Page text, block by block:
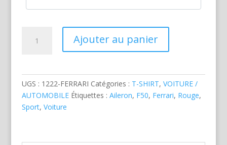
Ajouter au panier
UGS : 1222-FERRARI Catégories : T-SHIRT, VOITURE /
AUTOMOBILE Étiquettes : Aileron, F50, Ferrari, Rouge,
Sport, Voiture